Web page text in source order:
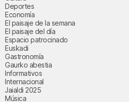
Deportes
Economía
El paisaje de la semana
El paisaje del día
Espacio patrocinado
Euskadi
Gastronomía
Gaurko abestia
Informativos
Internacional
Jaialdi 2025
Música